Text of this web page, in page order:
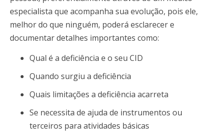
especialista que acompanha sua evolução, pois ele,
melhor do que ninguém, poderá esclarecer e
documentar detalhes importantes como:
Qual é a deficiência e o seu CID
Quando surgiu a deficiência
Quais limitações a deficiência acarreta
Se necessita de ajuda de instrumentos ou
terceiros para atividades básicas